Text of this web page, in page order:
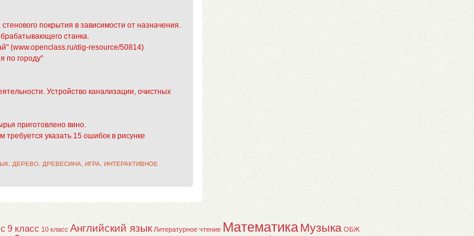
покрытия в зависимости от назначения.
станка.
(www.openclass.ru/dig-resource/50814)
по городу"
Устройство канализации, очистных
приготовлено вино.
указать 15 ошибок в рисунке
ДЕРЕВО ДРЕВЕСИНА ИГРА
ИНТЕРАКТИВНОЕ
9 класс 10 класс Английский язык Литературное чтение МатематикаМузыка ОБЖ